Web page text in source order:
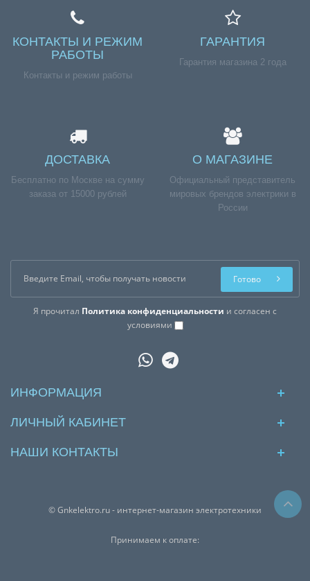
КОНТАКТЫ И РЕЖИМ
РАБОТЫ
Контакты и режим работы
ГАРАНТИЯ
Гарантия магазина 2 года
ДОСТАВКА
Бесплатно по Москве на сумму
заказа от 15000 рублей
О МАГАЗИНЕ
Официальный представитель
мировых брендов электрики в
России
Я прочитал Политика конфиденциальности и согласен с
условиями
Готово
ИНФОРМАЦИЯ
ЛИЧНЫЙ КАБИНЕТ
НАШИ КОНТАКТЫ
© Gnkelektro.ru - интернет-магазин электротехники
Принимаем к оплате: